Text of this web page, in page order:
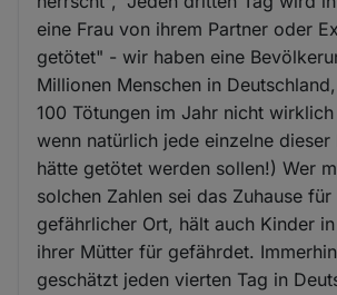
eine Frau von ihrem Partner oder
getötet" - wir haben eine
Millionen Menschen in
100 Tötungen im Jahr nicht
wenn natürlich jede einzelne dieser
hätte getötet werden sollen!) Wer
solchen Zahlen sei das Zuhause für
gefährlicher Ort, hält auch Kinder
ihrer Mütter für gefährdet.
geschätzt jeden vierten Tag in